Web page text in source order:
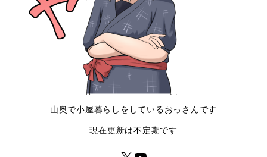
山奥で小屋暮らしをしているおっさんです
現在更新は不定期です